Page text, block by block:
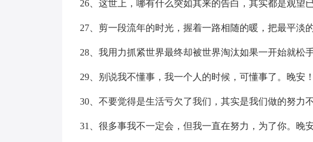
26、这世上，哪有什么突如其来的告白，其实都是观望
27、剪一段流年的时光，握着一路相随的暖，把最平淡
28、我用力抓紧世界最终却被世界淘汰如果一开始就松
29、别说我不懂事，我一个人的时候，可懂事了。晚安！
30、不要觉得是生活亏欠了我们，其实是我们做的努力
31、很多事我不一定会，但我一直在努力，为了你。晚安